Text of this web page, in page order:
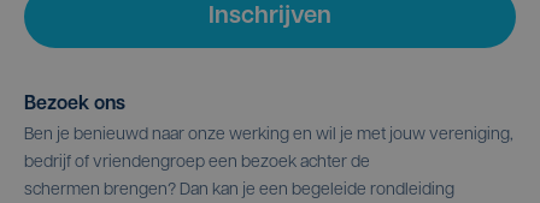
Inschrijven
Bezoek ons
Ben je benieuwd naar onze werking en wil je met jouw vereniging,
bedrijf of vriendengroep een bezoek achter de
schermen brengen? Dan kan je een begeleide rondleiding